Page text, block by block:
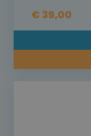
€ 39,00